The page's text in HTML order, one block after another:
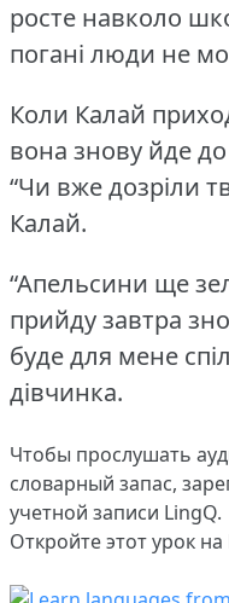
росте навколо
погані люди не
Коли Калай
вона знову йде
“Чи вже дозріли
Калай.
“Апельсини ще
прийду завтра
буде для мене
дівчинка.
Чтобы прослушать
словарный запас,
учетной записи LingQ.
Откройте этот урок на